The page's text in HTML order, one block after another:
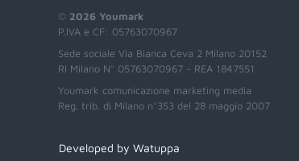
© 2026 Youmark
P.IVA e CF: 05763070967
Sede sociale Via Bianca Ceva 2 Milano 20152
RI Milano N° 05763070967 - REA 1847551
Youmark comunicazione marketing media
Reg. trib. di Milano n°353 del 28 maggio 2007
Developed by Watuppa